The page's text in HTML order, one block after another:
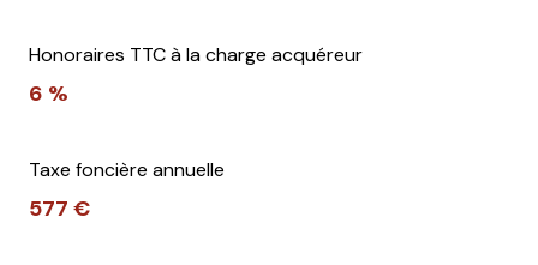
Honoraires TTC à la charge acquéreur
6 %
Taxe foncière annuelle
577 €